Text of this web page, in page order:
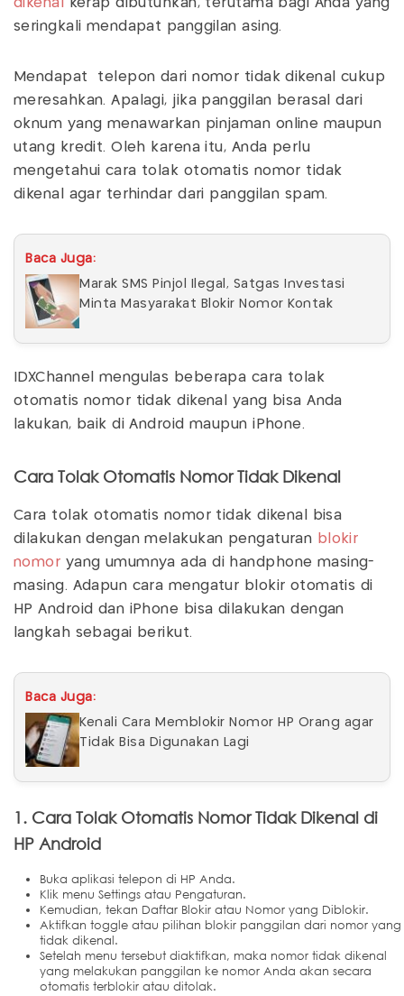
dikenal
kerap dibutuhkan, terutama bagi Anda yang
seringkali mendapat panggilan asing.
Mendapat telepon dari nomor tidak dikenal cukup
meresahkan. Apalagi, jika panggilan berasal dari
oknum yang menawarkan pinjaman online maupun
utang kredit. Oleh karena itu, Anda perlu
mengetahui cara tolak otomatis nomor tidak
dikenal agar terhindar dari panggilan spam.
Baca Juga:
Marak SMS Pinjol Ilegal, Satgas Investasi
Minta Masyarakat Blokir Nomor Kontak
IDXChannel mengulas beberapa cara tolak
otomatis nomor tidak dikenal yang bisa Anda
lakukan, baik di Android maupun iPhone.
Cara Tolak Otomatis Nomor Tidak Dikenal
Cara tolak otomatis nomor tidak dikenal bisa
dilakukan dengan melakukan pengaturan blokir
nomor yang umumnya ada di handphone masing-
masing. Adapun cara mengatur blokir otomatis di
HP Android dan iPhone bisa dilakukan dengan
langkah sebagai berikut.
Baca Juga:
Kenali Cara Memblokir Nomor HP Orang agar
Tidak Bisa Digunakan Lagi
1. Cara Tolak Otomatis Nomor Tidak Dikenal di
HP Android
Buka aplikasi telepon di HP Anda.
Klik menu Settings atau Pengaturan.
Kemudian, tekan Daftar Blokir atau Nomor yang Diblokir.
Aktifkan toggle atau pilihan blokir panggilan dari nomor yang
tidak dikenal.
Setelah menu tersebut diaktifkan, maka nomor tidak dikenal
yang melakukan panggilan ke nomor Anda akan secara
otomatis terblokir atau ditolak.